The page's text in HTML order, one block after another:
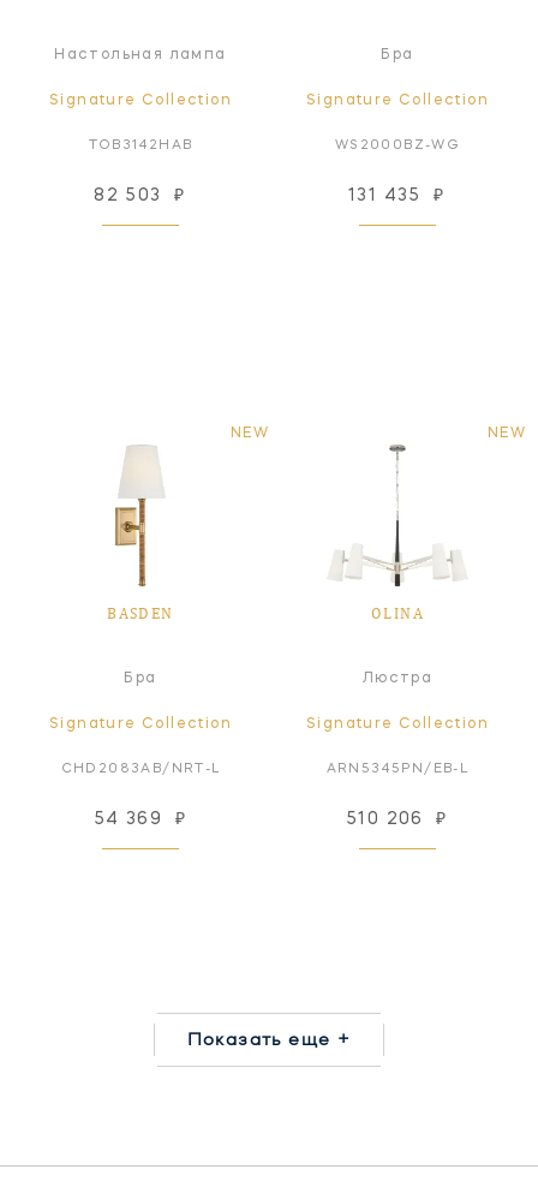
Настольная лампа
Signature Collection
TOB3142HAB
82 503 ₽
Бра
Signature Collection
WS2000BZ-WG
131 435 ₽
NEW
BASDEN
Бра
Signature Collection
CHD2083AB/NRT-L
54 369 ₽
NEW
OLINA
Люстра
Signature Collection
ARN5345PN/EB-L
510 206 ₽
Показать еще +